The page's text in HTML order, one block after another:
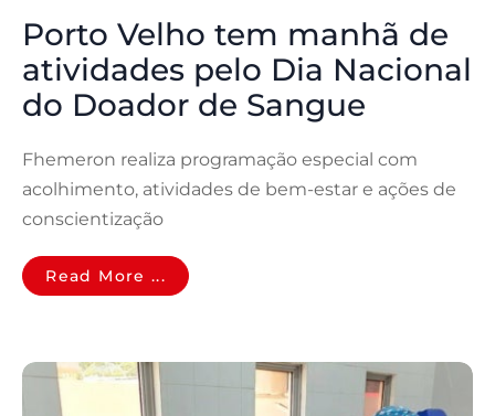
Porto Velho tem manhã de
atividades pelo Dia Nacional
do Doador de Sangue
Fhemeron realiza programação especial com
acolhimento, atividades de bem-estar e ações de
conscientização
Read More ...